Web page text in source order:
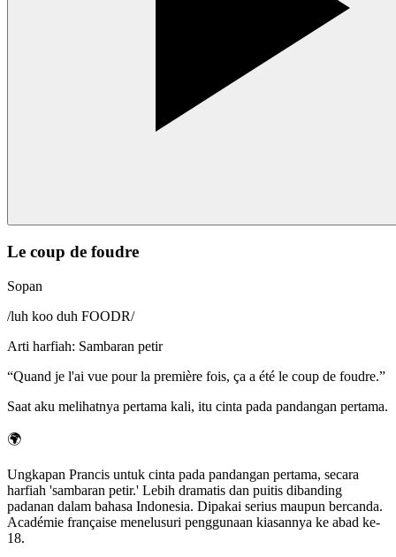
Le coup de foudre
Sopan
/luh koo duh FOODR/
Arti harfiah: Sambaran petir
“Quand je l'ai vue pour la première fois, ça a été le coup de foudre.”
Saat aku melihatnya pertama kali, itu cinta pada pandangan pertama.
🌍
Ungkapan Prancis untuk cinta pada pandangan pertama, secara
harfiah 'sambaran petir.' Lebih dramatis dan puitis dibanding
padanan dalam bahasa Indonesia. Dipakai serius maupun bercanda.
Académie française menelusuri penggunaan kiasannya ke abad ke-
18.